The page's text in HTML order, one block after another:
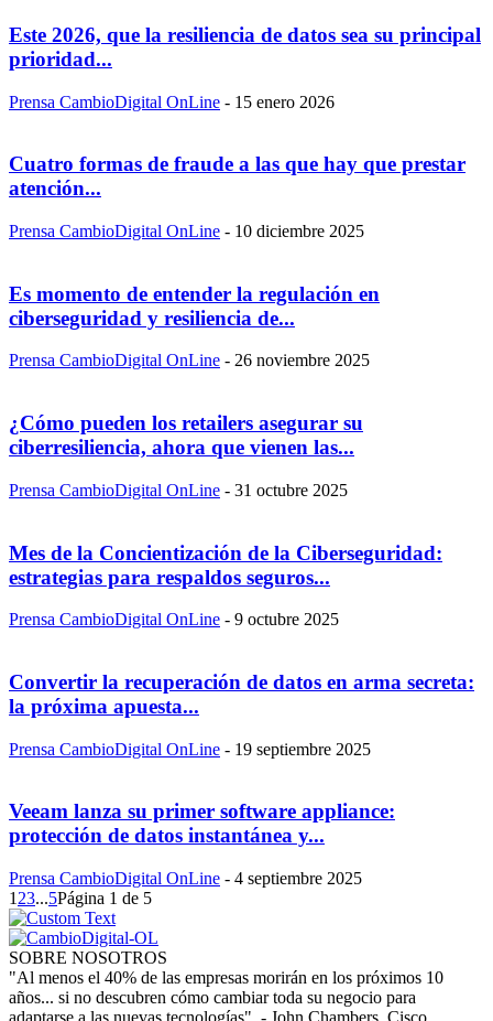
Este 2026, que la resiliencia de datos sea su principal
prioridad...
Prensa CambioDigital OnLine - 15 enero 2026
Cuatro formas de fraude a las que hay que prestar
atención...
Prensa CambioDigital OnLine - 10 diciembre 2025
Es momento de entender la regulación en
ciberseguridad y resiliencia de...
Prensa CambioDigital OnLine - 26 noviembre 2025
¿Cómo pueden los retailers asegurar su
ciberresiliencia, ahora que vienen las...
Prensa CambioDigital OnLine - 31 octubre 2025
Mes de la Concientización de la Ciberseguridad:
estrategias para respaldos seguros...
Prensa CambioDigital OnLine - 9 octubre 2025
Convertir la recuperación de datos en arma secreta:
la próxima apuesta...
Prensa CambioDigital OnLine - 19 septiembre 2025
Veeam lanza su primer software appliance:
protección de datos instantánea y...
Prensa CambioDigital OnLine - 4 septiembre 2025
1 23...5Página 1 de 5
SOBRE NOSOTROS
"Al menos el 40% de las empresas morirán en los próximos 10
años... si no descubren cómo cambiar toda su negocio para